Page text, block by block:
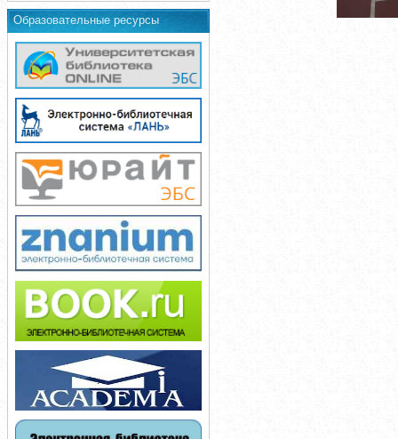
Образовательные ресурсы